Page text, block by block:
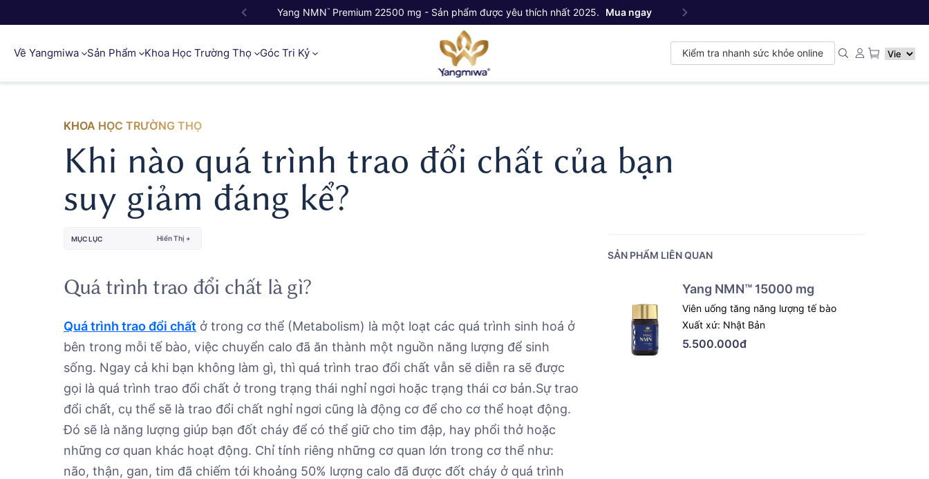
Yang NMN™ Premium 22500 mg - Sản phẩm được yêu thích nhất 2025. Mua ngay
Về Yangmiwa Sản Phẩm Khoa Học Trường Thọ Góc Tri Kỷ Kiểm tra nhanh sức khỏe online
KHOA HỌC TRƯỜNG THỌ
Khi nào quá trình trao đổi chất của bạn
suy giảm đáng kể?
MỤC LỤC Hiển Thị +
Quá trình trao đổi chất là gì?
Quá trình trao đổi chất ở trong cơ thể (Metabolism) là một loạt các quá trình sinh hoá ở
bên trong mỗi tế bào, việc chuyển calo đã ăn thành một nguồn năng lượng để sinh
sống. Ngay cả khi bạn không làm gì, thì quá trình trao đổi chất vẫn sẽ diễn ra sẽ được
gọi là quá trình trao đổi chất ở trong trạng thái nghỉ ngơi hoặc trạng thái cơ bản.Sự trao
đổi chất, cụ thể sẽ là trao đổi chất nghỉ ngơi cũng là động cơ để cho cơ thể hoạt động.
Đó sẽ là năng lượng giúp bạn đốt cháy để có thể giữ cho tim đập, hay phổi thở hoặc
những cơ quan khác hoạt động. Chỉ tính riêng những cơ quan lớn trong cơ thể như:
não, thận, gan, tim đã chiếm tới khoảng 50% lượng calo đã được đốt cháy ở quá trình
SẢN PHẨM LIÊN QUAN
Yang NMN™ 15000 mg
Viên uống tăng năng lượng tế bào
Xuất xứ: Nhật Bản
5.500.000đ